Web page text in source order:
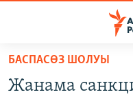
Skip
main
БАСПАСӨЗ ШОЛУЫ
Жанама